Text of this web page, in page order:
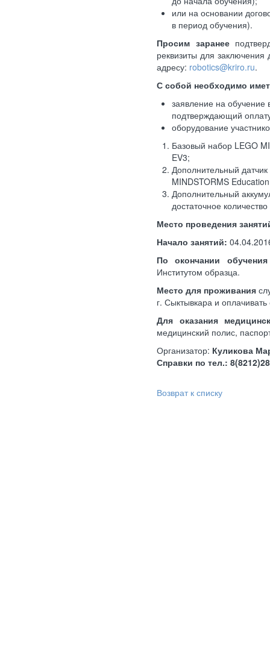
или на основании
в период обучения).
Просим заранее
реквизиты для
адресу: robotics@kriro.ru.
С собой необходимо
заявление на обучение
подтверждающий
оборудование
Базовый набор LEGO
EV3;
Дополнительный
MINDSTORMS
Дополнительный
достаточное
Место проведения
Начало занятий:
По окончании
Институтом образца.
Место для проживания
г. Сыктывкара и
Для оказания
медицинский полис,
Организатор: Куликова
Справки по тел.:
Возврат к списку